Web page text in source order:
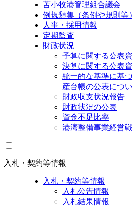
苫小牧港管理組合議会
例規類集（条例や規則等）
人事・採用情報
定期監査
財政状況
予算に関する公表
決算に関する公表
統一的な基準に基
産台帳の公表につ
財政収支状況報告
財政状況の公表
資金不足比率
港湾整備事業経営
入札・契約等情報
入札・契約等情報
入札公告情報
入札結果情報